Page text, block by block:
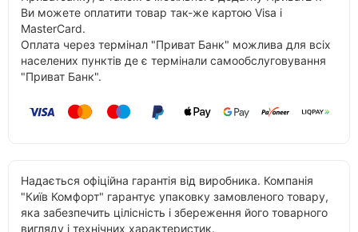
Ви можете оплатити товар так-же картою Visa і
MasterCard.
Оплата через термінал "Приват Банк" можлива для всіх
населених пунктів де є термінали самообслуговування
"Приват Банк".
Надається офіційна гарантія від виробника. Компанія
"Київ Комфорт" гарантує упаковку замовленого товару,
яка забезпечить цілісність і збереження його товарного
вигляду і технічних характеристик.